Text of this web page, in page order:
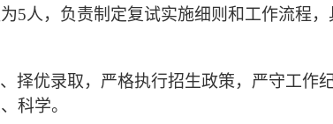
5人，负责制定复试实施细则和工作流程
择优录取，严格执行招生政策，严守工作
科学。